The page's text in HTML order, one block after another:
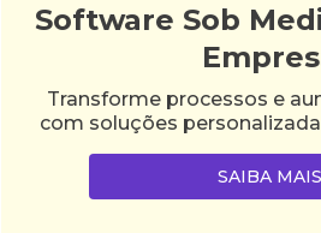
Software Sob
Transforme processos e
com soluções
SAIBA MAIS